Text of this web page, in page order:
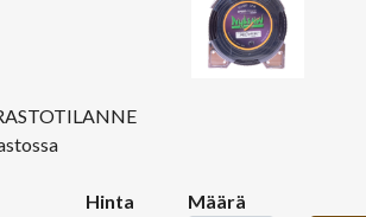
Hinta
Määrä